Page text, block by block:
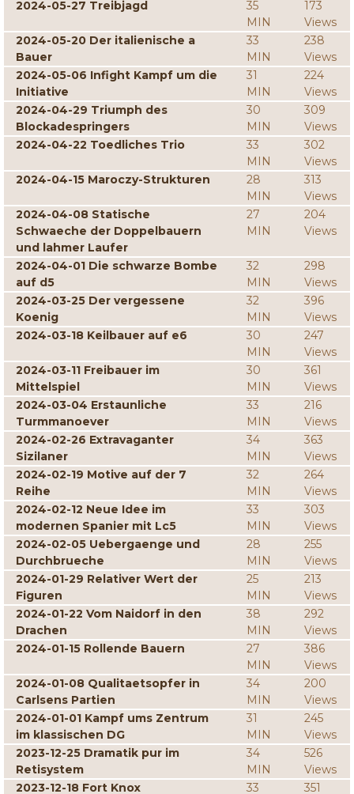
2024-05-27 Treibjagd
35
MIN
173
Views
2024-05-20 Der italienische a
Bauer
33
MIN
238
Views
2024-05-06 Infight Kampf um die
Initiative
31
MIN
224
Views
2024-04-29 Triumph des
Blockadespringers
30
MIN
309
Views
2024-04-22 Toedliches Trio
33
MIN
302
Views
2024-04-15 Maroczy-Strukturen
28
MIN
313
Views
2024-04-08 Statische
Schwaeche der Doppelbauern
und lahmer Laufer
27
MIN
204
Views
2024-04-01 Die schwarze Bombe
auf d5
32
MIN
298
Views
2024-03-25 Der vergessene
Koenig
32
MIN
396
Views
2024-03-18 Keilbauer auf e6
30
MIN
247
Views
2024-03-11 Freibauer im
Mittelspiel
30
MIN
361
Views
2024-03-04 Erstaunliche
Turmmanoever
33
MIN
216
Views
2024-02-26 Extravaganter
Sizilaner
34
MIN
363
Views
2024-02-19 Motive auf der 7
Reihe
32
MIN
264
Views
2024-02-12 Neue Idee im
modernen Spanier mit Lc5
33
MIN
303
Views
2024-02-05 Uebergaenge und
Durchbrueche
28
MIN
255
Views
2024-01-29 Relativer Wert der
Figuren
25
MIN
213
Views
2024-01-22 Vom Naidorf in den
Drachen
38
MIN
292
Views
2024-01-15 Rollende Bauern
27
MIN
386
Views
2024-01-08 Qualitaetsopfer in
Carlsens Partien
34
MIN
200
Views
2024-01-01 Kampf ums Zentrum
im klassischen DG
31
MIN
245
Views
2023-12-25 Dramatik pur im
Retisystem
34
MIN
526
Views
2023-12-18 Fort Knox
33
351